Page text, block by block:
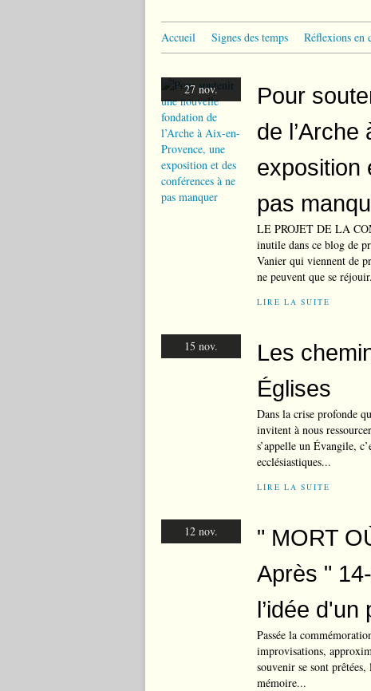
Accueil Signes des temps Réflexions en
27 nov.
Pour
de
exposition
pas
LE PROJET DE LA
inutile dans ce blog de
Vanier qui viennent de
ne peuvent que se
LIRE LA SUITE
15 nov.
Les
Églises
Dans la crise profonde
invitent à nous
s’appelle un Évangile,
ecclésiastiques...
LIRE LA SUITE
12 nov.
" MORT
Après "
l’idée
Passée la
improvisations,
souvenir se sont
mémoire...